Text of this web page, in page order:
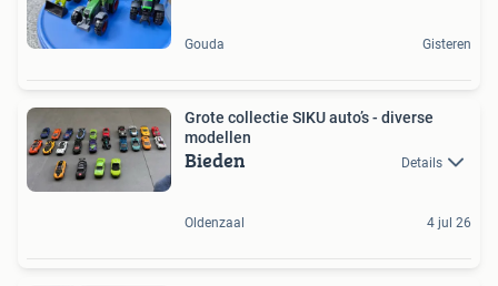
Gouda Gisteren
Grote collectie SIKU auto’s - diverse
modellen
Bieden Details
Oldenzaal 4 jul 26